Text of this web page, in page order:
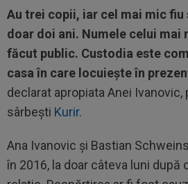
Au trei copii, iar cel mai mic fiu
doar doi ani. Numele celui mai
făcut public. Custodia este
casa în care locuiește în
declarat apropiata Anei
sârbești Kurir.
Ana Ivanovic și Bastian
în 2016, la doar câteva luni după